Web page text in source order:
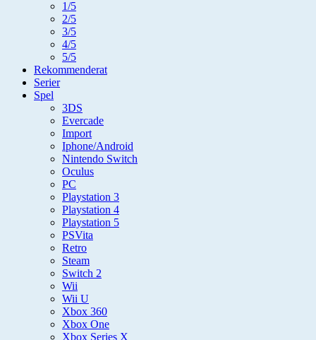
1/5
2/5
3/5
4/5
5/5
Rekommenderat
Serier
Spel
3DS
Evercade
Import
Iphone/Android
Nintendo Switch
Oculus
PC
Playstation 3
Playstation 4
Playstation 5
PSVita
Retro
Steam
Switch 2
Wii
Wii U
Xbox 360
Xbox One
Xbox Series X